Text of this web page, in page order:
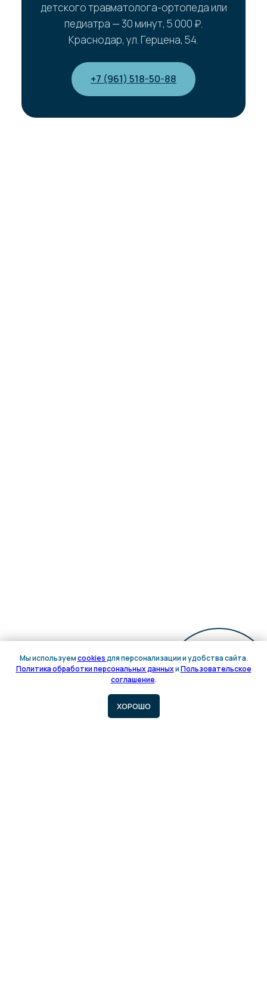
детского травматолога-ортопеда или
педиатра — 30 минут, 5 000 ₽.
Краснодар, ул. Герцена, 54.
+7 (961) 518-50-88
Мы используемcookiesдля персонализации и удобства сайта.
Политика обработки персональных данныхиПользовательское
соглашение.
ХОРОШО
Онлайн